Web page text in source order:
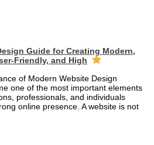
Guide for Creating Modern,
Friendly, and High
of Modern Website Design
one of the most important elements
professionals, and individuals
online presence. A website is not